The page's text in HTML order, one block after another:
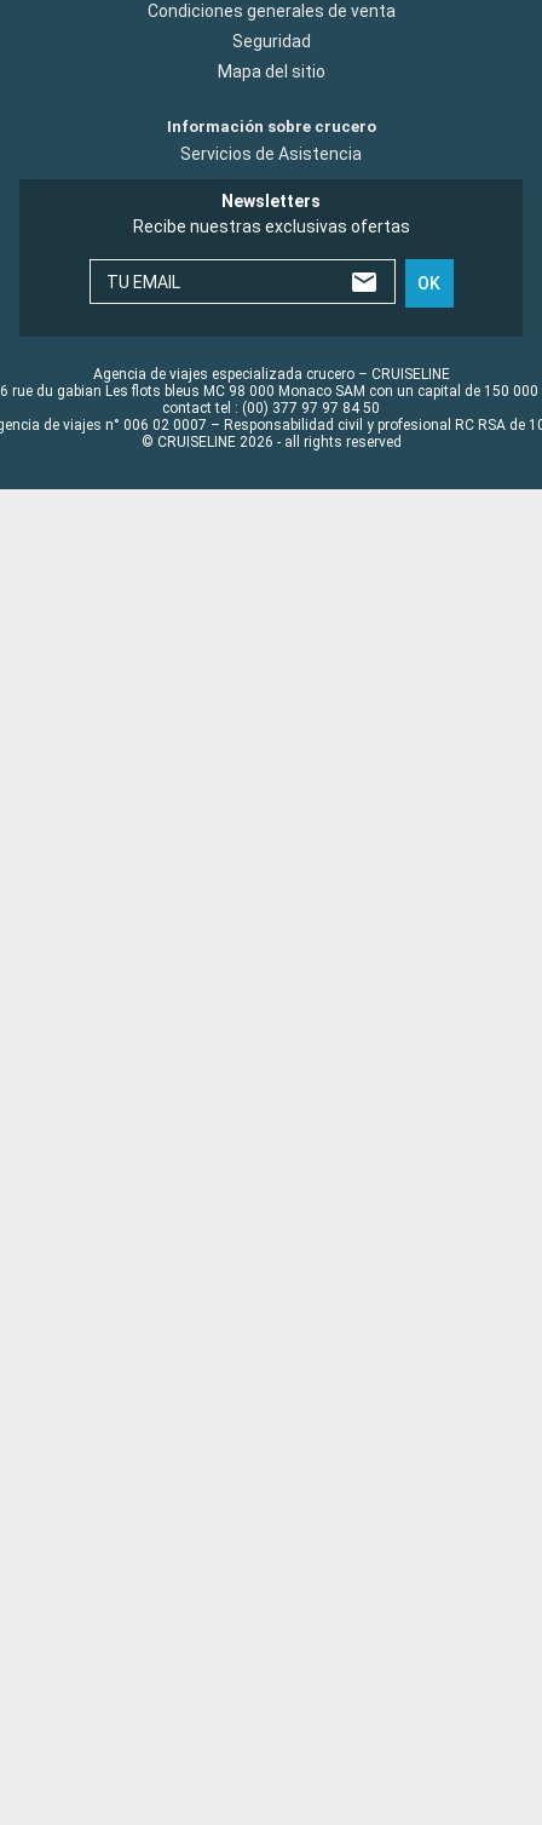
Condiciones generales de venta
Seguridad
Mapa del sitio
Información sobre crucero
Servicios de Asistencia
Newsletters
Recibe nuestras exclusivas ofertas
TU EMAIL OK
Agencia de viajes especializada crucero – CRUISELINE
rue du gabian Les flots bleus MC 98 000 Monaco SAM con un capital de 150 000
contact tel : (00) 377 97 97 84 50
de viajes n° 006 02 0007 – Responsabilidad civil y profesional RC RSA de
© CRUISELINE 2026 - all rights reserved